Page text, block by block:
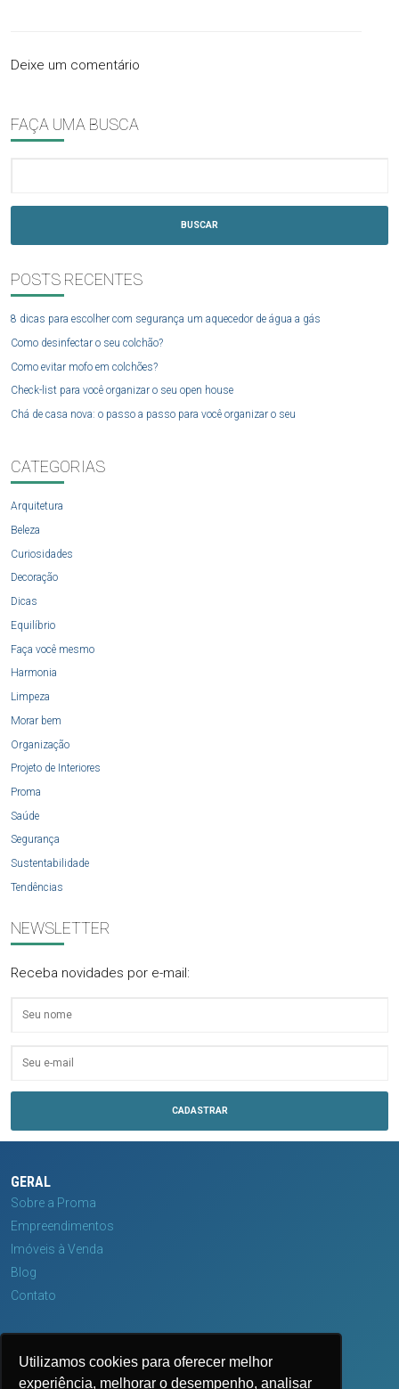
Utilizamos cookies para oferecer melhor
experiência, melhorar o desempenho, analisar
Deixe um comentário
FAÇA UMA BUSCA
BUSCAR
POSTS RECENTES
8 dicas para escolher com segurança um aquecedor de água a gás
Como desinfectar o seu colchão?
Como evitar mofo em colchões?
Check-list para você organizar o seu open house
Chá de casa nova: o passo a passo para você organizar o seu
CATEGORIAS
Arquitetura
Beleza
Curiosidades
Decoração
Dicas
Equilíbrio
Faça você mesmo
Harmonia
Limpeza
Morar bem
Organização
Projeto de Interiores
Proma
Saúde
Segurança
Sustentabilidade
Tendências
NEWSLETTER
Receba novidades por e-mail:
GERAL
Sobre a Proma
Empreendimentos
Imóveis à Venda
Blog
Contato